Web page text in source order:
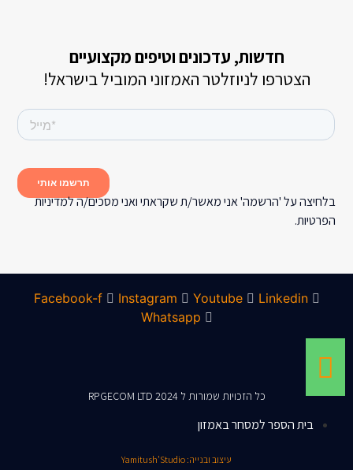
חדשות, עדכונים וטיפים מקצועיים
הצטרפו לניוזלטר האמזוני המוביל בישראל!
בלחיצה על 'הרשמה' אני מאשר/ת שקראתי ואני מסכים/ה למדיניות
הפרטיות.
Facebook-f Instagram Youtube
Linkedin
Whatsapp
כל הזכויות שמורות ל RPGECOM LTD 2024
בית הספר למסחר באמזון
עיצוב ובנייה: Yamitush'Studio